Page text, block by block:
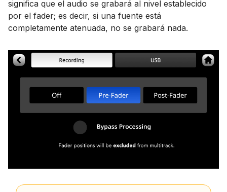
significa que el audio se grabará al nivel establecido
por el fader; es decir, si una fuente está
completamente atenuada, no se grabará nada.